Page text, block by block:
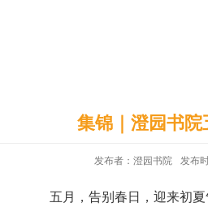
集锦｜澄园书
发布者：澄园书院 发布
五月，告别春日，迎来初